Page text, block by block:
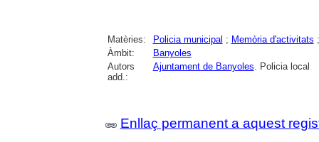
Matèries: Policia municipal ; Memòria d'activitats
Àmbit:
Banyoles
Autors
add.:
Ajuntament de Banyoles . Policia local
Enllaç permanent a aquest